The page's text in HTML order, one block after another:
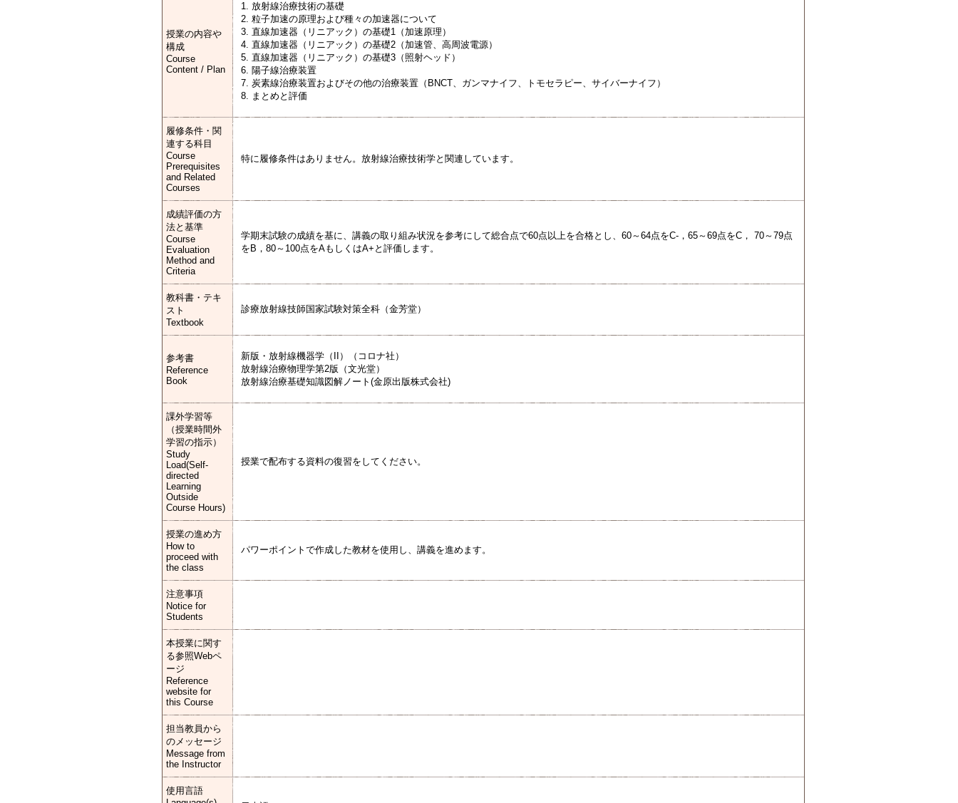
授業の内容や
構成
Course
Content / Plan
1. 放射線治療技術の基礎
2. 粒子加速の原理および種々の加速器について
3. 直線加速器（リニアック）の基礎1（加速原理）
4. 直線加速器（リニアック）の基礎2（加速管、高周波電源）
5. 直線加速器（リニアック）の基礎3（照射ヘッド）
6. 陽子線治療装置
7. 炭素線治療装置およびその他の治療装置（BNCT、ガンマナイフ、トモセラピー、サイバーナイフ）
8. まとめと評価
履修条件・関
連する科目
Course
Prerequisites
and Related
Courses
特に履修条件はありません。放射線治療技術学と関連しています。
成績評価の方
法と基準
Course
Evaluation
Method and
Criteria
学期末試験の成績を基に、講義の取り組み状況を参考にして総合点で60点以上を合格とし、60～64点をC-，65～69点をC， 70～79点
をB，80～100点をAもしくはA+と評価します。
教科書・テキ
スト
Textbook
診療放射線技師国家試験対策全科（金芳堂）
参考書
Reference
Book
新版・放射線機器学（II）（コロナ社）
放射線治療物理学第2版（文光堂）
放射線治療基礎知識図解ノート(金原出版株式会社)
課外学習等
（授業時間外
学習の指示）
Study
Load(Self-
directed
Learning
Outside
Course Hours)
授業で配布する資料の復習をしてください。
授業の進め方
How to
proceed with
the class
パワーポイントで作成した教材を使用し、講義を進めます。
注意事項
Notice for
Students
本授業に関す
る参照Webペ
ージ
Reference
website for
this Course
担当教員から
のメッセージ
Message from
the Instructor
使用言語